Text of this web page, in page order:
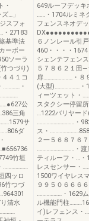
・
…」
スフォ
・27183
基準法
ーボー
ソーラ
つづり)
４１コ
…………・
公
三角
サ
ダ
竹垣
………………
四ッロ
竹つづ
清水
649ルーフデッ
……・1704ルミネ
フェンスネオデ
６ノンレール引
460・・・・
シェンテフェン
５７８６２１田
扉…………………・８
(大型)………………・
ィーツェット・
スタクシー停留
…1222バリヤー
………………………・
ス・
２一５６８７６
………………………・渡
ティルーフ・…・
レスセンサー・
1500ワイヤレス
９９５０６６６
………………・1629
ル機能門柱
イ)レフェンス・